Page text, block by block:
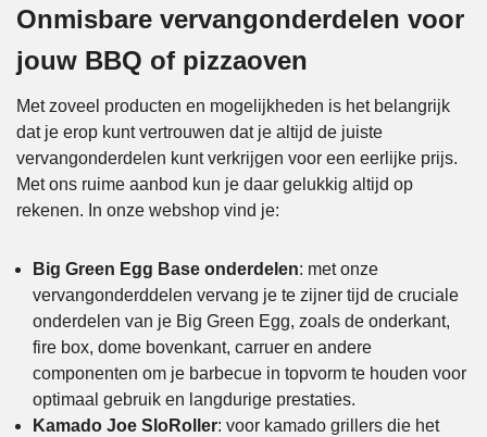
Onmisbare vervangonderdelen voor
jouw BBQ of pizzaoven
Met zoveel producten en mogelijkheden is het belangrijk
dat je erop kunt vertrouwen dat je altijd de juiste
vervangonderdelen kunt verkrijgen voor een eerlijke prijs.
Met ons ruime aanbod kun je daar gelukkig altijd op
rekenen. In onze webshop vind je:
Big Green Egg Base onderdelen: met onze
vervangonderddelen vervang je te zijner tijd de cruciale
onderdelen van je Big Green Egg, zoals de onderkant,
fire box, dome bovenkant, carruer en andere
componenten om je barbecue in topvorm te houden voor
optimaal gebruik en langdurige prestaties.
Kamado Joe SloRoller: voor kamado grillers die het